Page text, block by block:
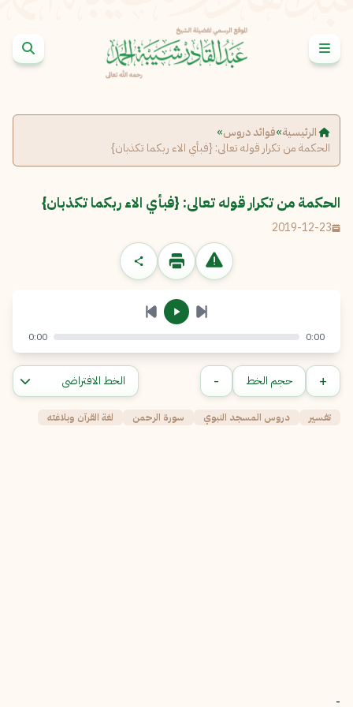
الرئيسية»فوائد دروس»
الحكمة من تكرار قوله تعالى: {فبأي الاء ربكما تكذبان}
الحكمة من تكرار قوله تعالى: {فبأي الاء ربكما تكذبان}
2019-12-23
الإبلاغ عن مشكلة
البريد الإلكتروني*
الرسالة
إرسال إلغاء
نسخ
0:00
0:00
+ حجم الخط -
تفسير دروس المسجد النبوي سورة الرحمن لغة القرآن وبلاغته
-